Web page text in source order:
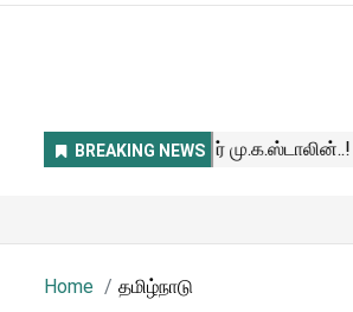
Home தமிழ்நாடு